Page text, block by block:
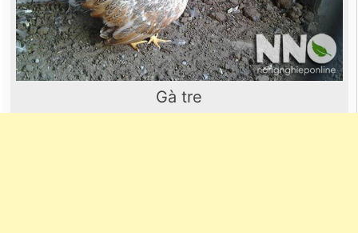
Gà tre